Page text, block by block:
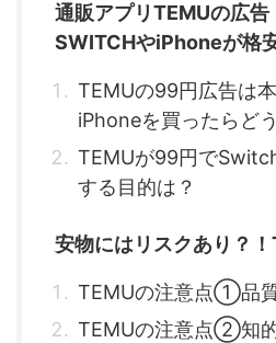
通販アプリTEMUの広告
SWITCHやiPhoneが格
TEMUの99円広告は
iPhoneを買ったらど
TEMUが99円で
する目的は？
安物にはリスクあり？
TEMUの注意点①品
TEMUの注意点②知